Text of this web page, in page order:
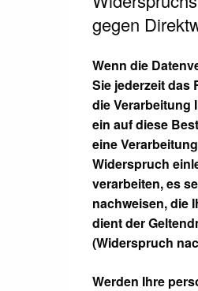
gegen
Wenn die
Sie jederzeit das
die Verarbeitung
ein auf diese
eine
Widerspruch
verarbeiten, es
nachweisen, die
dient der
(Widerspruch
Werden Ihre